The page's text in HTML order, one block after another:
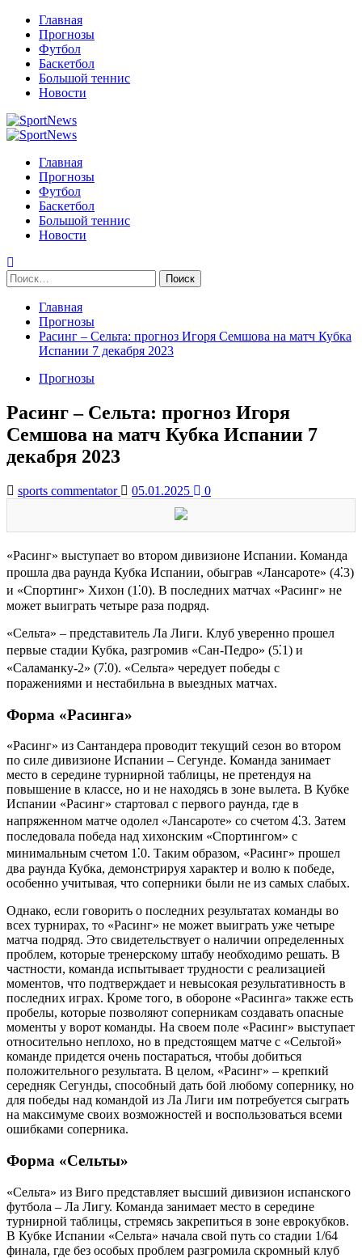
Перейти
содержимому
Главная
Прогнозы
Футбол
Баскетбол
Большой теннис
Новости
Primary
Главная
Прогнозы
Футбол
Баскетбол
Большой теннис
Новости
Найти:
Главная
Прогнозы
Расинг – Сельта: прогноз Игоря Семшова на матч Кубка
Испании 7 декабря 2023
Прогнозы
Расинг – Сельта: прогноз Игоря
Семшова на матч Кубка Испании 7
декабря 2023
sports commentator 05.01.2025 0
«Расинг» выступает во втором дивизионе Испании. Команда
прошла два раунда Кубка Испании, обыграв «Лансароте» (4⁚3)
и «Спортинг» Хихон (1⁚0). В последних матчах «Расинг» не
может выиграть четыре раза подряд.
«Сельта» – представитель Ла Лиги. Клуб уверенно прошел
первые стадии Кубка, разгромив «Сан-Педро» (5⁚1) и
«Саламанку-2» (7⁚0). «Сельта» чередует победы с
поражениями и нестабильна в выездных матчах.
Форма «Расинга»
«Расинг» из Сантандера проводит текущий сезон во втором
по силе дивизионе Испании – Сегунде. Команда занимает
место в середине турнирной таблицы, не претендуя на
повышение в классе, но и не находясь в зоне вылета. В Кубке
Испании «Расинг» стартовал с первого раунда, где в
напряженном матче одолел «Лансароте» со счетом 4⁚3. Затем
последовала победа над хихонским «Спортингом» с
минимальным счетом 1⁚0. Таким образом, «Расинг» прошел
два раунда Кубка, демонстрируя характер и волю к победе,
особенно учитывая, что соперники были не из самых слабых.
Однако, если говорить о последних результатах команды во
всех турнирах, то «Расинг» не может выиграть уже четыре
матча подряд. Это свидетельствует о наличии определенных
проблем, которые тренерскому штабу необходимо решать. В
частности, команда испытывает трудности с реализацией
моментов, что подтверждает и невысокая результативность в
последних играх. Кроме того, в обороне «Расинга» также есть
пробелы, которые позволяют соперникам создавать опасные
моменты у ворот команды. На своем поле «Расинг» выступает
относительно неплохо, но в предстоящем матче с «Сельтой»
команде придется очень постараться, чтобы добиться
положительного результата. В целом, «Расинг» – крепкий
середняк Сегунды, способный дать бой любому сопернику, но
для победы над командой из Ла Лиги им потребуется сыграть
на максимуме своих возможностей и воспользоваться всеми
ошибками соперника.
Форма «Сельты»
«Сельта» из Виго представляет высший дивизион испанского
футбола – Ла Лигу. Команда занимает место в середине
турнирной таблицы, стремясь закрепиться в зоне еврокубков.
В Кубке Испании «Сельта» начала свой путь со стадии 1/64
финала, где без особых проблем разгромила скромный клуб